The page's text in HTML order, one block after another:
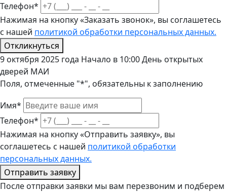
Телефон*
Нажимая на кнопку «Заказать звонок», вы соглашетесь
с нашей политикой обработки персональных данных.
Откликнуться
9 октября 2025 года Начало в 10:00 День открытых
дверей МАИ
Поля, отмеченные "*", обязательны к заполнению
Имя*
Телефон*
Нажимая на кнопку «Отправить заявку», вы
соглашетесь с нашей политикой обработки
персональных данных.
Отправить заявку
После отправки заявки мы вам перезвоним и подберем